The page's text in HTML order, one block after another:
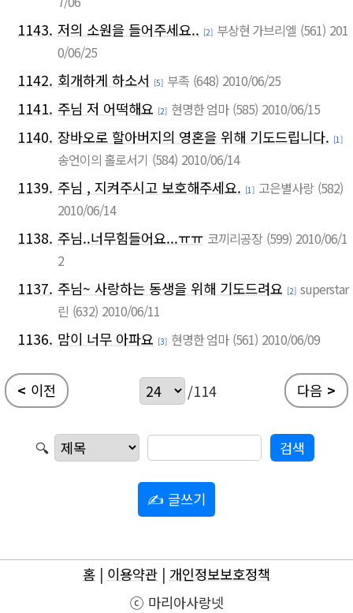
1143. 저의 소원을 들어주세요.. [2] 부상현 가브리엘 (561) 201
0/06/25
1142. 회개하게 하소서 [5] 부족 (648) 2010/06/25
1141. 주님 저 어떡해요 [2] 현명한 엄마 (585) 2010/06/15
1140. 장바오로 할아버지의 영혼을 위해 기도드립니다. [1]
송언이의 홀로서기 (584) 2010/06/14
1139. 주님 , 지켜주시고 보호해주세요. [1] 고은별사랑 (582)
2010/06/14
1138. 주님..너무힘들어요...ㅠㅠ 코끼리공장 (599) 2010/06/1
2
1137. 주님~ 사랑하는 동생을 위해 기도드려요 [2] superstar
린 (632) 2010/06/11
1136. 맘이 너무 아파요 [3] 현명한 엄마 (561) 2010/06/09
< 이전 /114 다음 >
🔍
✍ 글쓰기
홈 | 이용약관 | 개인정보보호정책
ⓒ 마리아사랑넷